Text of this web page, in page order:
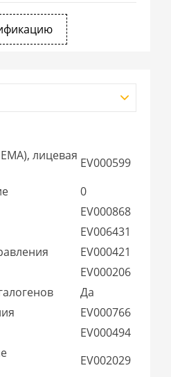
лицевая EV000599
0
EV000868
EV006431
EV000421
EV000206
Да
EV000766
EV000494
EV002029